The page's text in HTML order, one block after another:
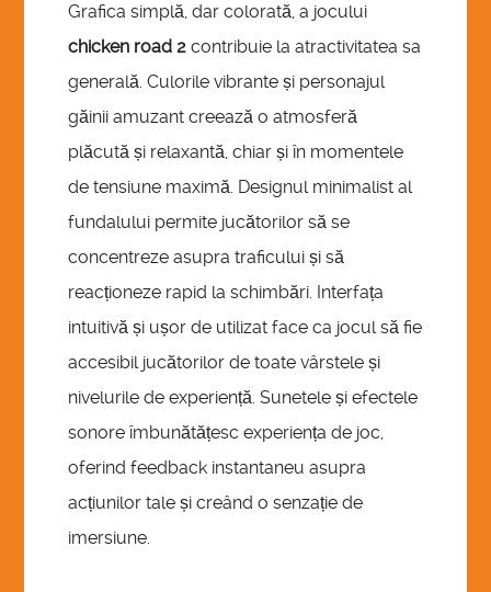
Grafica simplă, dar colorată, a jocului
chicken road 2 contribuie la atractivitatea sa
generală. Culorile vibrante și personajul
găinii amuzant creează o atmosferă
plăcută și relaxantă, chiar și în momentele
de tensiune maximă. Designul minimalist al
fundalului permite jucătorilor să se
concentreze asupra traficului și să
reacționeze rapid la schimbări. Interfața
intuitivă și ușor de utilizat face ca jocul să fie
accesibil jucătorilor de toate vârstele și
nivelurile de experiență. Sunetele și efectele
sonore îmbunătățesc experiența de joc,
oferind feedback instantaneu asupra
acțiunilor tale și creând o senzație de
imersiune.